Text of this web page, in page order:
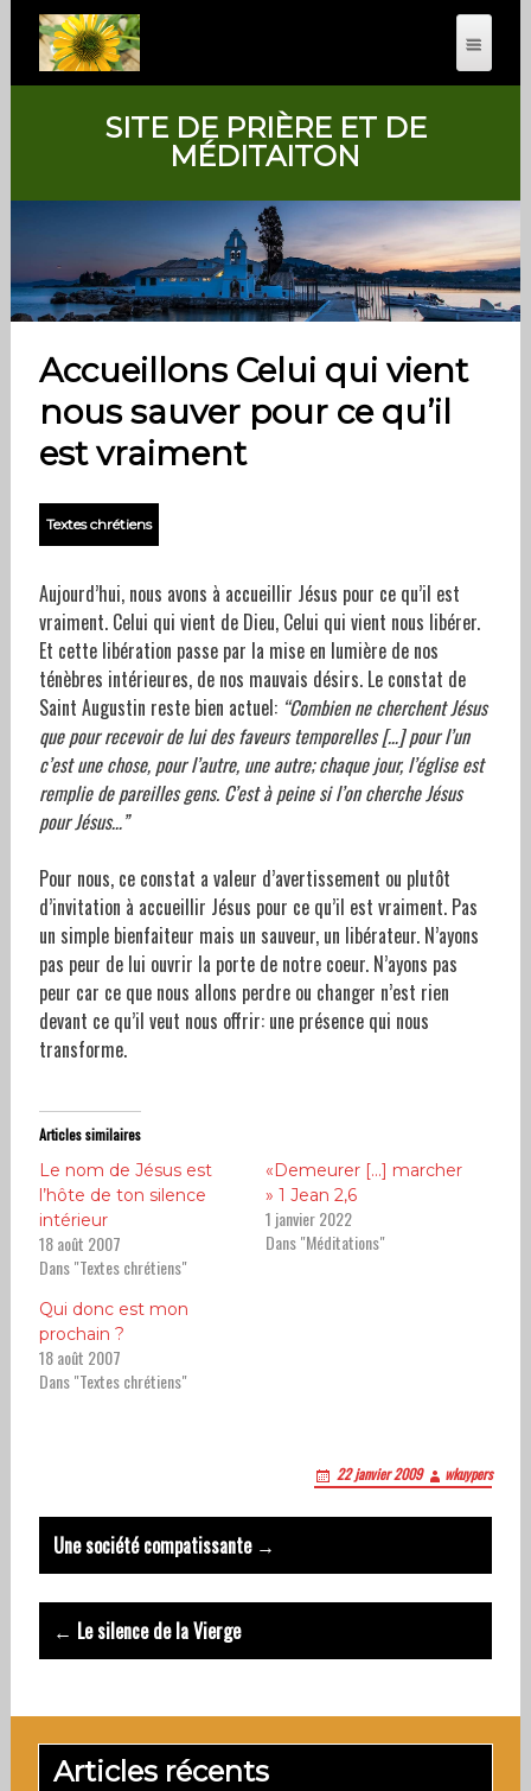
SITE DE PRIÈRE ET DE
MÉDITAITON
Accueillons Celui qui vient
nous sauver pour ce qu’il
est vraiment
Textes chrétiens
Aujourd’hui, nous avons à accueillir Jésus pour ce qu’il est
vraiment. Celui qui vient de Dieu, Celui qui vient nous libérer.
Et cette libération passe par la mise en lumière de nos
ténèbres intérieures, de nos mauvais désirs. Le constat de
Saint Augustin reste bien actuel: “Combien ne cherchent Jésus
que pour recevoir de lui des faveurs temporelles […] pour l’un
c’est une chose, pour l’autre, une autre; chaque jour, l’église est
remplie de pareilles gens. C’est à peine si l’on cherche Jésus
pour Jésus…”
Pour nous, ce constat a valeur d’avertissement ou plutôt
d’invitation à accueillir Jésus pour ce qu’il est vraiment. Pas
un simple bienfaiteur mais un sauveur, un libérateur. N’ayons
pas peur de lui ouvrir la porte de notre coeur. N’ayons pas
peur car ce que nous allons perdre ou changer n’est rien
devant ce qu’il veut nous offrir: une présence qui nous
transforme.
Articles similaires
Le nom de Jésus est
l’hôte de ton silence
intérieur
18 août 2007
Dans "Textes chrétiens"
«Demeurer […] marcher
» 1 Jean 2,6
1 janvier 2022
Dans "Méditations"
Qui donc est mon
prochain ?
18 août 2007
Dans "Textes chrétiens"
22 janvier 2009 wkuypers
Post
navigation
Une société compatissante →
← Le silence de la Vierge
Articles récents